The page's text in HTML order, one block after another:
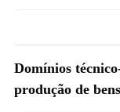
Domínios
produção de